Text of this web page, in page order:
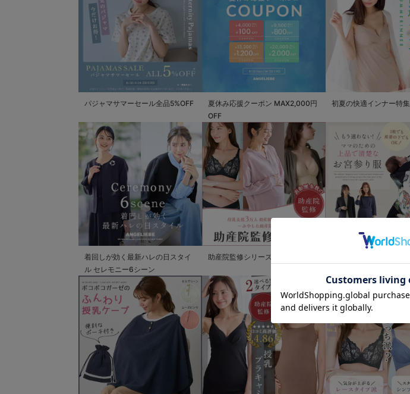
パジャマサマーセール全品5%OFF
夏休み応援クーポン MAX2,000円
OFF
初夏の快適インナー特集
着回しが効く最新ハレの日スタイ
ル セレモニー6シーン
助産院監修シリーズ